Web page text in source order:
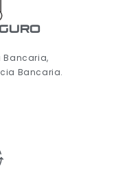
Bancaria,
Bancaria.